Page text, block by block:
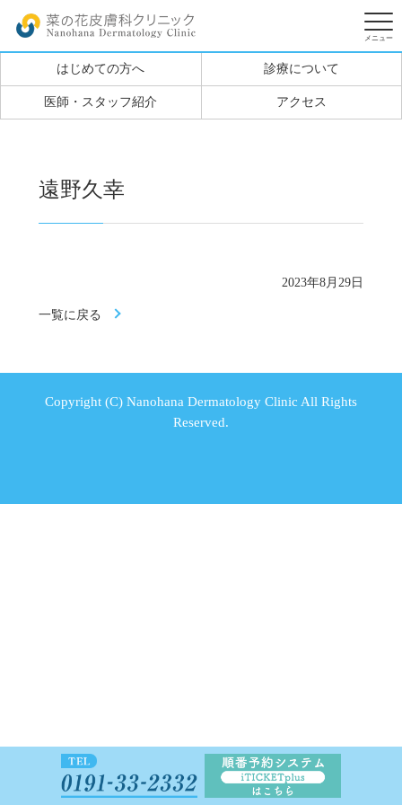
はじめての方へ 診療について
医師・スタッフ紹介 アクセス
遠野久幸
2023年8月29日
一覧に戻る
Copyright (C) Nanohana Dermatology Clinic All Rights
Reserved.